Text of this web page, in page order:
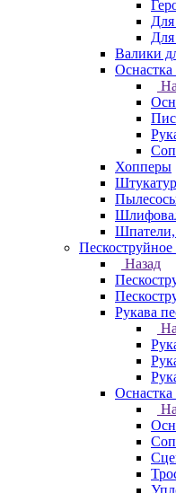
Валики
Оснастка
Хопперы
Шпатели,
Назад
Рукава
Оснастка